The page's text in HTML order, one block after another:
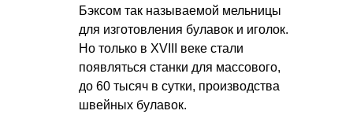
Бэксом так называемой мельницы
для изготовления булавок и иголок.
Но только в XVIII веке стали
появляться станки для массового,
до 60 тысяч в сутки, производства
швейных булавок.